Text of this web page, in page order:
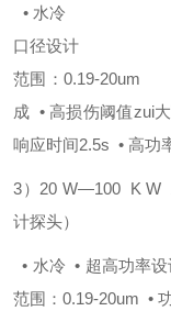
• 水冷 • 功率
口径设计 • 单
范围：0.19-20um
成 • 高损伤阈值
响应时间2.5s • 高功
3）20 W—100 K W
计探头）
• 水冷 • 超高功率
范围：0.19-20um •